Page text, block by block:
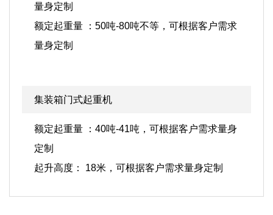
量身定制
额定起重量 ：50吨-80吨不等，可根据客户需求
量身定制
集装箱门式起重机
额定起重量 ：40吨-41吨，可根据客户需求量身
定制
起升高度： 18米，可根据客户需求量身定制